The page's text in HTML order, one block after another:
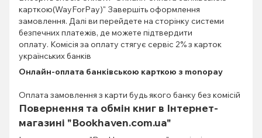
карткою(WayForPay)" Завершіть оформлення
замовлення. Далі ви перейдете на сторінку системи
безпечних платежів, де можете підтвердити
оплату. Комісія за оплату стягує сервіс 2% з карток
українських банків
Онлайн-оплата банківською карткою з monopay
Оплата замовлення з карти будь якого банку без комісій
Повернення та обмін книг в Інтернет-
магазині "Bookhaven.com.ua"